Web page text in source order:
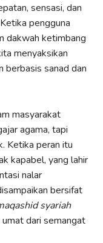
sensasi, dan
pengguna
dakwah ketimbang
menyaksikan
berbasis sanad dan
masyarakat
agama, tapi
Ketika peran itu
kapabel, yang lahir
nalar
bersifat
syariah
dari semangat